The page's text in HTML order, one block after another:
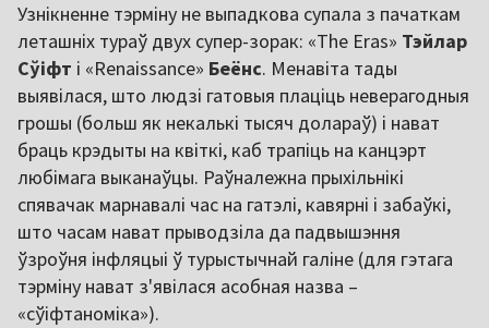
Узнікненне тэрміну не выпадкова супала з пачаткам
леташніх тураў двух супер-зорак: «The Eras» Тэйлар
Сўіфт і «Renaissance» Беёнс. Менавіта тады
выявілася, што людзі гатовыя плаціць неверагодныя
грошы (больш як некалькі тысяч долараў) і нават
браць крэдыты на квіткі, каб трапіць на канцэрт
любімага выканаўцы. Раўналежна прыхільнікі
спявачак марнавалі час на гатэлі, кавярні і забаўкі,
што часам нават прыводзіла да падвышэння
ўзроўня інфляцыі ў турыстычнай галіне (для гэтага
тэрміну нават з'явілася асобная назва –
«сўіфтаноміка»).